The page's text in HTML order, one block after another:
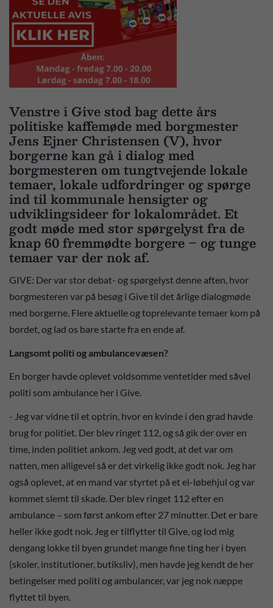
Venstre i Give stod bag dette års
politiske kaffemøde med borgmester
Jens Ejner Christensen (V), hvor
borgerne kan gå i dialog med
borgmesteren om tungtvejende lokale
temaer, lokale udfordringer og spørge
ind til kommunale hensigter og
udviklingsideer for lokalområdet. Et
godt møde med stor spørgelyst fra de
knap 60 fremmødte borgere – og tunge
temaer var der nok af.
GIVE: Der var stor debat- og spørgelyst denne aften, hvor
borgmesteren var på besøg i Give til det årlige dialogmøde
med borgerne. Flere aktuelle og toprelevante temaer kom på
bordet, og lad os bare starte fra en ende af.
Langsomt politi og ambulancevæsen?
En borger havde oplevet voldsomme ventetider med såvel
politi som ambulance her i Give.
- Jeg var vidne til et optrin, hvor en kvinde i den grad havde
brug for politiet. Der blev ringet 112, og så gik der over en
time, inden politiet ankom. Jeg ved godt, at det var om
natten, men alligevel så er det virkelig ikke godt nok. Jeg har
også oplevet, at en mand var styrtet på et el-løbehjul og var
kommet slemt til skade. Der blev ringet 112 efter en
ambulance – som først ankom efter 27 minutter. Det er bare
heller ikke godt nok. Jeg er tilflytter til Give, og lod mig
dengang lokke til byen grundet mange fine ting her i byen
(skoler, institutioner, butiksliv), men havde jeg kendt de her
betingelser med politi og ambulancer, var jeg nok næppe
flyttet til byen.